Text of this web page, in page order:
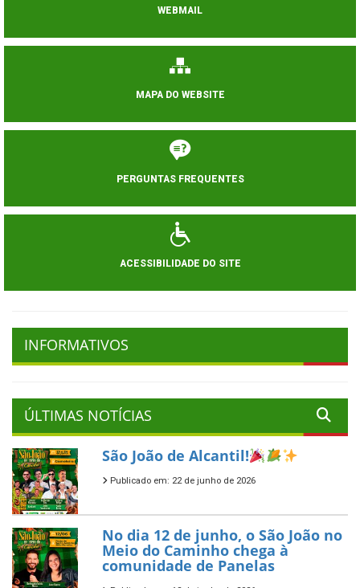
WEBMAIL
MAPA DO WEBSITE
PERGUNTAS FREQUENTES
ACESSIBILIDADE DO SITE
INFORMATIVOS
ÚLTIMAS NOTÍCIAS
São João de Alcantil!
Publicado em: 22 de junho de 2026
No dia 12 de junho, o São João no
Meio do Caminho chega à
comunidade de Panelas